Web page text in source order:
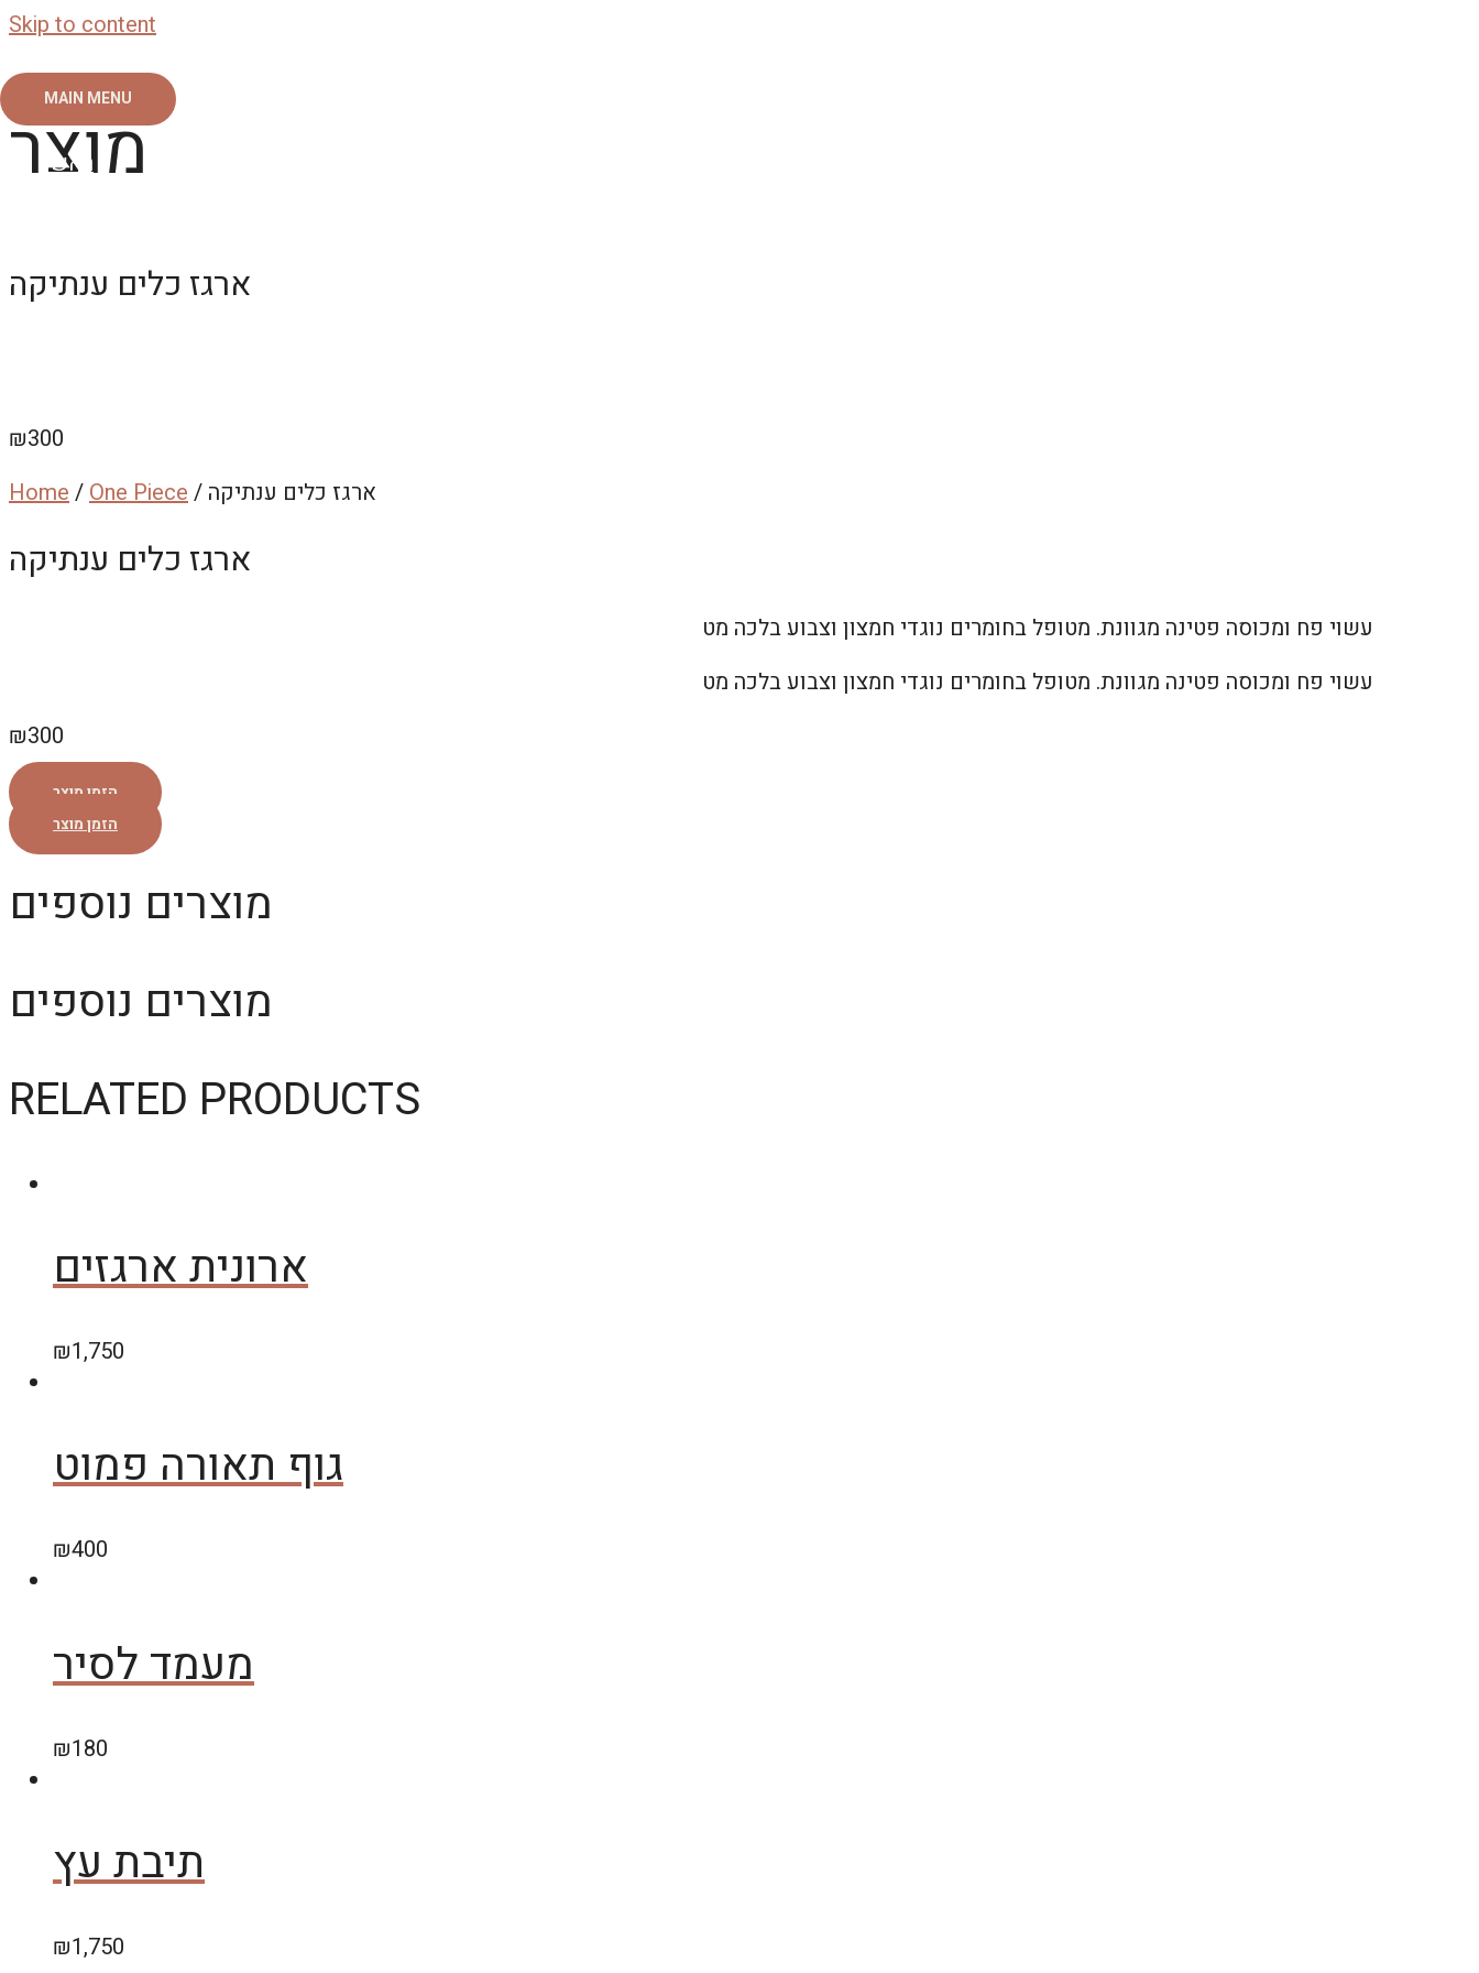
Skip to content
MAIN MENU
ראשי
מוצר
ארגז כלים ענתיקה
₪300
Home/One Piece / ארגז כלים ענתיקה
ארגז כלים ענתיקה
עשוי פח ומכוסה פטינה מגוונת. מטופל בחומרים נוגדי חמצון וצבוע בלכה מט
עשוי פח ומכוסה פטינה מגוונת. מטופל בחומרים נוגדי חמצון וצבוע בלכה מט
₪300
הזמן מוצר
הזמן מוצר
מוצרים נוספים
מוצרים נוספים
RELATED PRODUCTS
ארונית ארגזים
₪1,750
גוף תאורה פמוט
₪400
מעמד לסיר
₪180
תיבת עץ
₪1,750